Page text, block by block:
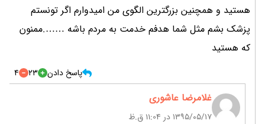
هستید و همچنین بزرگترین الگوی من امیدوارم اگر تونستم
پزشک بشم مثل شما هدفم خدمت به مردم باشه …….ممنون
که هستید
پاسخ دادن 23
4
غلامرضا عاشوری
۱۳۹۵/۰۵/۱۷ در 11:04 ق.ظ